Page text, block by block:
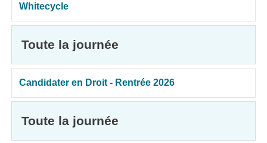
Whitecycle
Toute la journée
Candidater en Droit - Rentrée 2026
Toute la journée